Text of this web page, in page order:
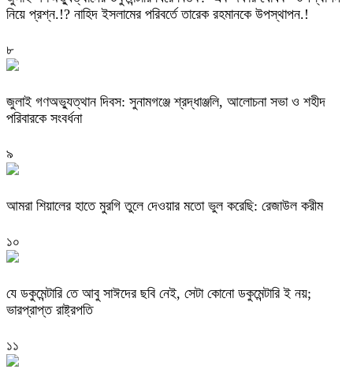
নিয়ে প্রশ্ন.!? নাহিদ ইসলামের পরিবর্তে তারেক রহমানকে উপস্থাপন.!
৮
জুলাই গণঅভ্যুত্থান দিবস: সুনামগঞ্জে শ্রদ্ধাঞ্জলি, আলোচনা সভা ও শহীদ
পরিবারকে সংবর্ধনা
৯
‎আমরা শিয়ালের হাতে মুরগি তুলে দেওয়ার মতো ভুল করেছি: রেজাউল করীম
১০
যে ডকুমেন্টারি তে আবু সাঈদের ছবি নেই, সেটা কোনো ডকুমেন্টারি ই নয়;
ভারপ্রাপ্ত রাষ্ট্রপতি
১১